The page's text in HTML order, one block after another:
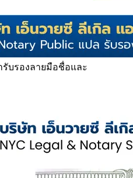
บรองลายมือชื่อและ